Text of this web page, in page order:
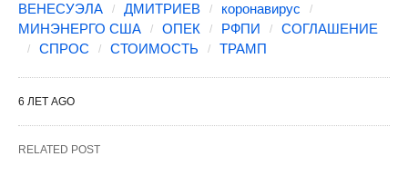
ВЕНЕСУЭЛА ДМИТРИЕВ
коронавирус
МИНЭНЕРГО США
ОПЕК РФПИ
СОГЛАШЕНИЕ
СПРОС
СТОИМОСТЬ ТРАМП
6 ЛЕТ AGO
RELATED POST